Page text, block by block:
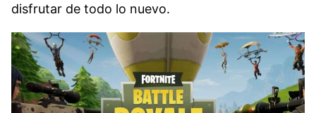
disfrutar de todo lo nuevo.